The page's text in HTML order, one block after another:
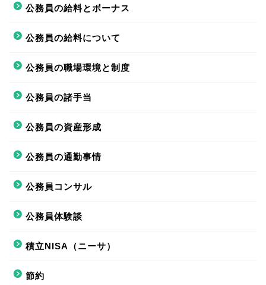
公務員の給料とボーナス
公務員の給料について
公務員の職場環境と制度
公務員の諸手当
公務員の資産形成
公務員の通勤事情
公務員コンサル
公務員体験談
積立NISA（ニーサ）
節約